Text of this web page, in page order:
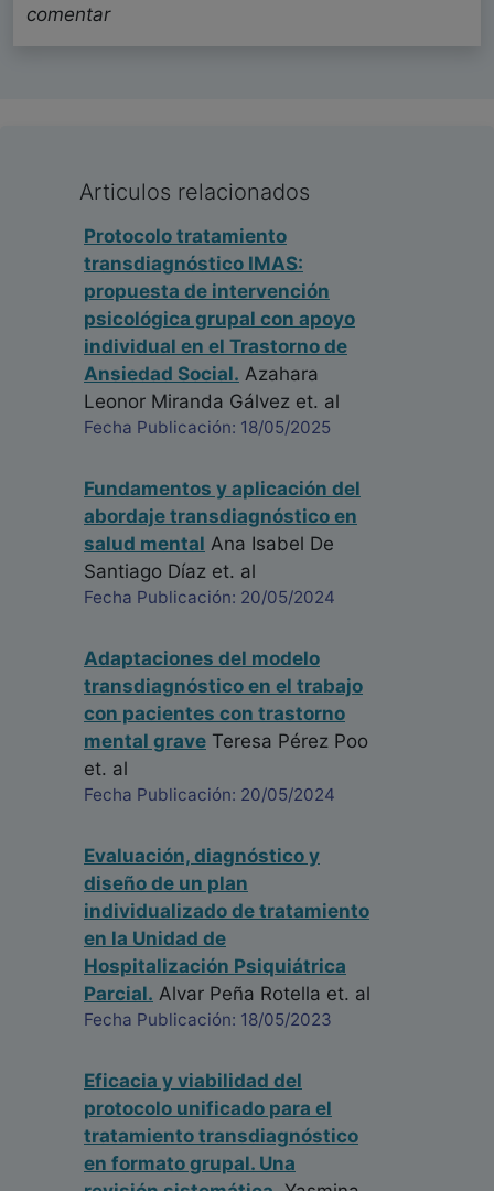
comentar
Articulos relacionados
Protocolo tratamiento
transdiagnóstico IMAS:
propuesta de intervención
psicológica grupal con apoyo
individual en el Trastorno de
Ansiedad Social. Azahara
Leonor Miranda Gálvez et. al
Fecha Publicación: 18/05/2025
Fundamentos y aplicación del
abordaje transdiagnóstico en
salud mental Ana Isabel De
Santiago Díaz et. al
Fecha Publicación: 20/05/2024
Adaptaciones del modelo
transdiagnóstico en el trabajo
con pacientes con trastorno
mental grave Teresa Pérez Poo
et. al
Fecha Publicación: 20/05/2024
Evaluación, diagnóstico y
diseño de un plan
individualizado de tratamiento
en la Unidad de
Hospitalización Psiquiátrica
Parcial. Alvar Peña Rotella et. al
Fecha Publicación: 18/05/2023
Eficacia y viabilidad del
protocolo unificado para el
tratamiento transdiagnóstico
en formato grupal. Una